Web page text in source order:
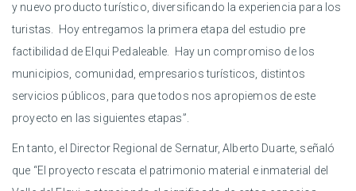
y nuevo producto turístico, diversificando la experiencia para los
turistas. Hoy entregamos la primera etapa del estudio pre
factibilidad de Elqui Pedaleable. Hay un compromiso de los
municipios, comunidad, empresarios turísticos, distintos
servicios públicos, para que todos nos apropiemos de este
proyecto en las siguientes etapas”.
En tanto, el Director Regional de Sernatur, Alberto Duarte, señaló
que “El proyecto rescata el patrimonio material e inmaterial del